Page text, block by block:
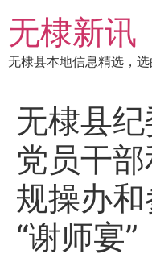
到
内
容
无棣新讯
无棣县本地信息精选，
无棣县
党员干
规操办和
“谢师宴”